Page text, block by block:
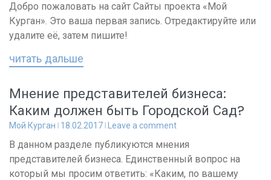
Добро пожаловать на сайт Сайты проекта «Мой
Курган». Это ваша первая запись. Отредактируйте или
удалите её, затем пишите!
читать дальше
Мнение представителей бизнеса:
Каким должен быть Городской Сад?
Мой Курган 18.02.2017 Leave a comment
В данном разделе публикуются мнения
представителей бизнеса. Единственный вопрос на
который мы просим ответить: «Каким, по вашему